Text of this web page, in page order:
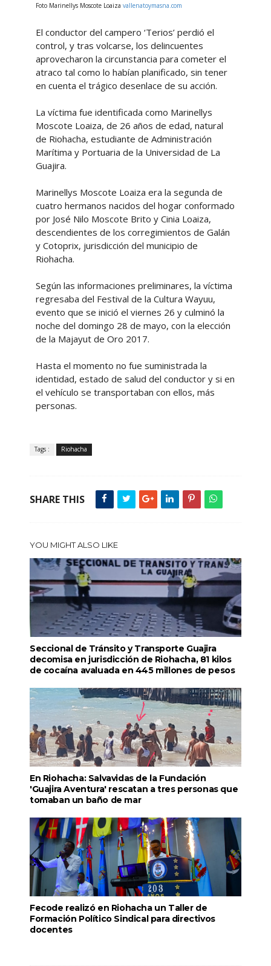
Foto Marinellys Moscote Loaiza vallenatoymasna.com
El conductor del campero ‘Terios’ perdió el
control, y tras volcarse, los delincuentes
aprovecharon la circunstancia para cometer el
atraco tal como lo habían planificado, sin tener
en cuenta el trágico desenlace de su acción.
La víctima fue identificada como Marinellys
Moscote Loaiza, de 26 años de edad, natural
de Riohacha, estudiante de Administración
Marítima y Portuaria de la Universidad de La
Guajira.
Marinellys Moscote Loaiza era la segunda de
cuatro hermanos nacidos del hogar conformado
por José Nilo Moscote Brito y Cinia Loaiza,
descendientes de los corregimientos de Galán
y Cotoprix, jurisdicción del municipio de
Riohacha.
Según las informaciones preliminares, la víctima
regresaba del Festival de la Cultura Wayuu,
evento que se inició el viernes 26 y culminó la
noche del domingo 28 de mayo, con la elección
de la Majayut de Oro 2017.
Hasta el momento no fue suministrada la
identidad, estado de salud del conductor y si en
el vehículo se transportaban con ellos, más
personas.
Tags : Riohacha
SHARE THIS
YOU MIGHT ALSO LIKE
Seccional de Tránsito y Transporte Guajira
decomisa en jurisdicción de Riohacha, 81 kilos
de cocaína avaluada en 445 millones de pesos
En Riohacha: Salvavidas de la Fundación
'Guajira Aventura' rescatan a tres personas que
tomaban un baño de mar
Fecode realizó en Riohacha un Taller de
Formación Político Sindical para directivos
docentes